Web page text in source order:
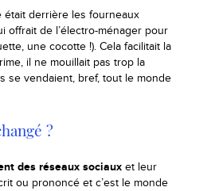
était derrière les fourneaux
offrait de l’électro-ménager pour
une cocotte !). Cela facilitait la
il ne mouillait pas trop la
se vendaient, bref, tout le monde
?
des réseaux sociaux et leur
ou prononcé et c’est le monde